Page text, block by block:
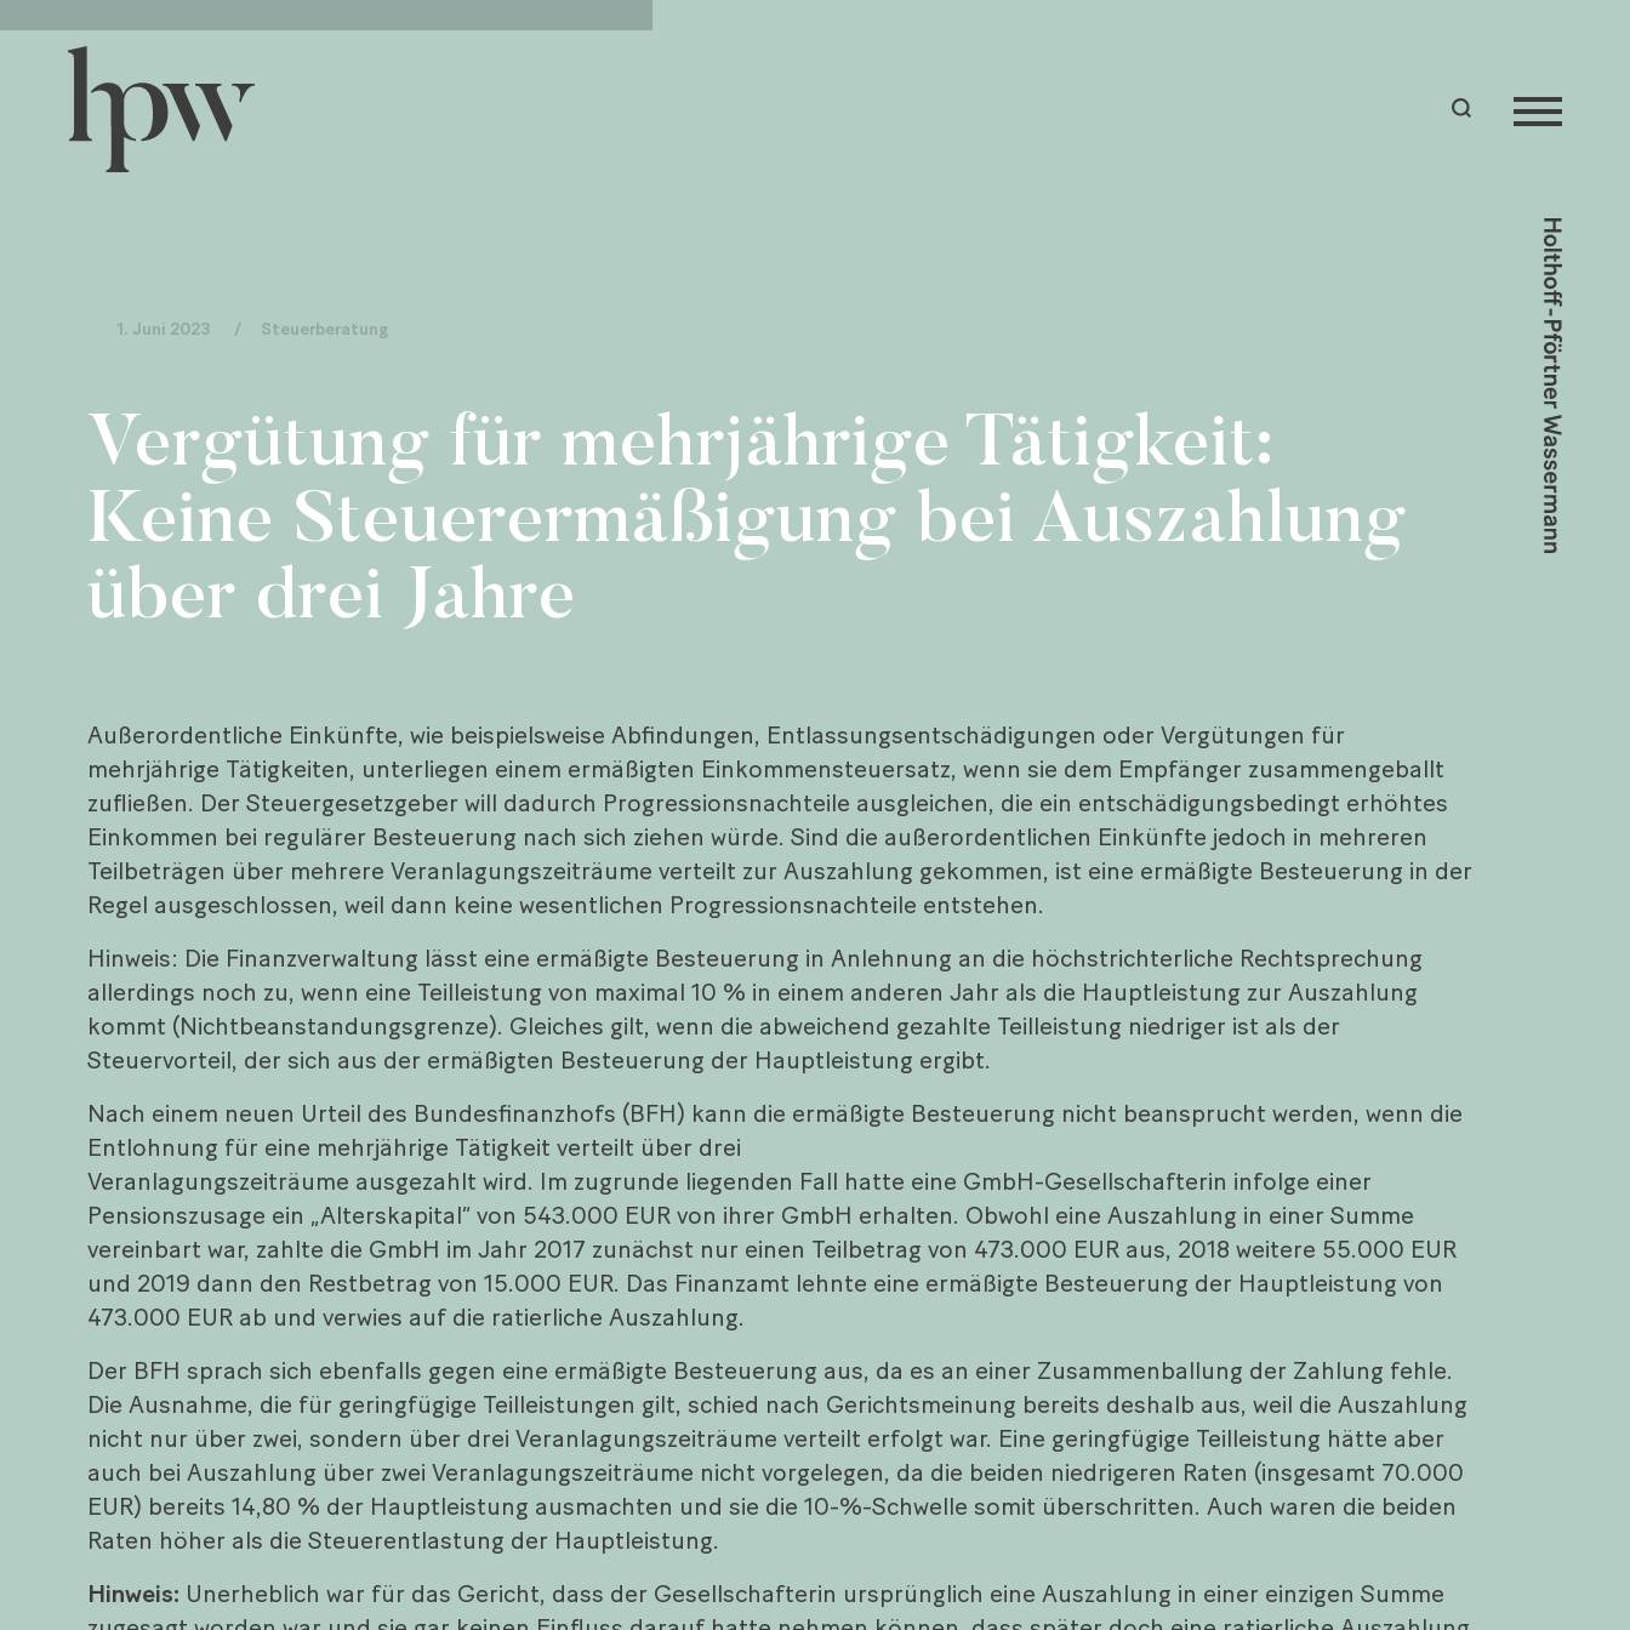
1. Juni 2023 / Steuerberatung
Vergütung für mehrjährige Tätigkeit:
Keine Steuerermäßigung bei Auszahlung
über drei Jahre
Außerordentliche Einkünfte, wie beispielsweise Abfindungen, Entlassungsentschädigungen oder Vergütungen für
mehrjährige Tätigkeiten, unterliegen einem ermäßigten Einkommensteuersatz, wenn sie dem Empfänger zusammengeballt
zufließen. Der Steuergesetzgeber will dadurch Progressionsnachteile ausgleichen, die ein entschädigungsbedingt erhöhtes
Einkommen bei regulärer Besteuerung nach sich ziehen würde. Sind die außerordentlichen Einkünfte jedoch in mehreren
Teilbeträgen über mehrere Veranlagungszeiträume verteilt zur Auszahlung gekommen, ist eine ermäßigte Besteuerung in der
Regel ausgeschlossen, weil dann keine wesentlichen Progressionsnachteile entstehen.
Hinweis: Die Finanzverwaltung lässt eine ermäßigte Besteuerung in Anlehnung an die höchstrichterliche Rechtsprechung
allerdings noch zu, wenn eine Teilleistung von maximal 10 % in einem anderen Jahr als die Hauptleistung zur Auszahlung
kommt (Nichtbeanstandungsgrenze). Gleiches gilt, wenn die abweichend gezahlte Teilleistung niedriger ist als der
Steuervorteil, der sich aus der ermäßigten Besteuerung der Hauptleistung ergibt.
Nach einem neuen Urteil des Bundesfinanzhofs (BFH) kann die ermäßigte Besteuerung nicht beansprucht werden, wenn die
Entlohnung für eine mehrjährige Tätigkeit verteilt über drei
Veranlagungszeiträume ausgezahlt wird. Im zugrunde liegenden Fall hatte eine GmbH-Gesellschafterin infolge einer
Pensionszusage ein „Alterskapital“ von 543.000 EUR von ihrer GmbH erhalten. Obwohl eine Auszahlung in einer Summe
vereinbart war, zahlte die GmbH im Jahr 2017 zunächst nur einen Teilbetrag von 473.000 EUR aus, 2018 weitere 55.000 EUR
und 2019 dann den Restbetrag von 15.000 EUR. Das Finanzamt lehnte eine ermäßigte Besteuerung der Hauptleistung von
473.000 EUR ab und verwies auf die ratierliche Auszahlung.
Der BFH sprach sich ebenfalls gegen eine ermäßigte Besteuerung aus, da es an einer Zusammenballung der Zahlung fehle.
Die Ausnahme, die für geringfügige Teilleistungen gilt, schied nach Gerichtsmeinung bereits deshalb aus, weil die Auszahlung
nicht nur über zwei, sondern über drei Veranlagungszeiträume verteilt erfolgt war. Eine geringfügige Teilleistung hätte aber
auch bei Auszahlung über zwei Veranlagungszeiträume nicht vorgelegen, da die beiden niedrigeren Raten (insgesamt 70.000
EUR) bereits 14,80 % der Hauptleistung ausmachten und sie die 10-%-Schwelle somit überschritten. Auch waren die beiden
Raten höher als die Steuerentlastung der Hauptleistung.
Hinweis: Unerheblich war für das Gericht, dass der Gesellschafterin ursprünglich eine Auszahlung in einer einzigen Summe